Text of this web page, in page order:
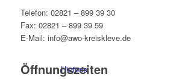
Historie
Telefon: 02821 – 899 39 30
Fax: 02821 – 899 39 59
E-Mail: info@awo-kreiskleve.de
Öffnungszeiten